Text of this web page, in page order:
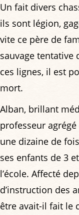
Un fait divers
ils sont légion,
vite ce père de
sauvage tentative
ces lignes, il est
mort.
Alban, brillant
professeur
une dizaine de
ses enfants de 3
l’école. Affecté
d’instruction des
être avait-il fait le